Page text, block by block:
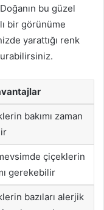
bu güzel
bir görünüme
yarattığı renk
bakımı zaman
çiçeklerin
gerekebilir
bazıları alerjik